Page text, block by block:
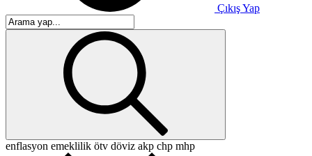
Çıkış Yap
enflasyon emeklilik ötv döviz akp chp mhp